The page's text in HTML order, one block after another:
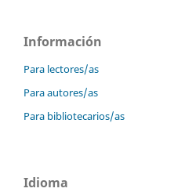
Información
Para lectores/as
Para autores/as
Para bibliotecarios/as
Idioma